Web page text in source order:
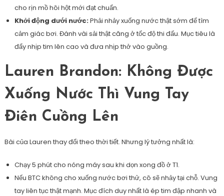
cho rịn mồ hôi hột mới đạt chuẩn.
Khởi động dưới nước:Phải nhảy xuống nước thật sớm để tìm
cảm giác bơi. Đánh vài sải thật căng ở tốc độ thi đấu. Mục tiêu là
đẩy nhịp tim lên cao và đưa nhịp thở vào guồng.
Lauren Brandon: Không Được
Xuống Nước Thì Vung Tay
Điên Cuồng Lên
Bài của Lauren thay đổi theo thời tiết. Nhưng lý tưởng nhất là:
Chạy 5 phút cho nóng máy sau khi dọn xong đồ ở T1.
Nếu BTC không cho xuống nước bơi thử, cô sẽ nhảy tại chỗ. Vung
tay liên tục thật mạnh. Mục đích duy nhất là ép tim đập nhanh và